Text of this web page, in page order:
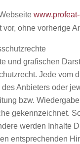
ohne vorherige
und grafischen
Jede vom
Anbieters oder
bzw.
gekennzeichnet.
werden Inhalte
entsprechenden